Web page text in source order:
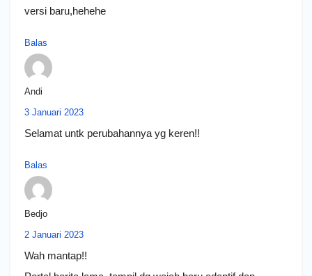
versi baru,hehehe
Balas
Andi
3 Januari 2023
Selamat untk perubahannya yg keren!!
Balas
Bedjo
2 Januari 2023
Wah mantap!!